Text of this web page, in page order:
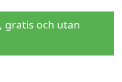
gratis och utan